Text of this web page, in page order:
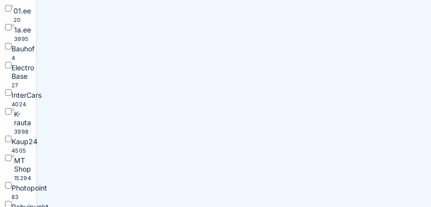
01.ee
20
1a.ee
3995
Bauhof
4
Electro
Base
27
InterCars
4024
K-
rauta
3998
Kaup24
4505
MT
Shop
15294
Photopoint
83